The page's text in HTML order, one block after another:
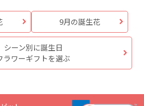
9月の誕生花
シーン別に誕生日
ラワーギフトを選ぶ